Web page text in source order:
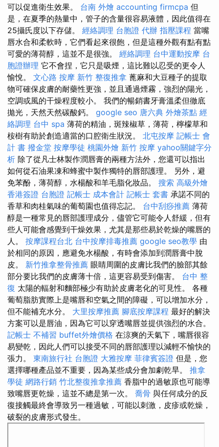
可以促進衛生效果。 台南 外燴 accounting firmcpa 但
是，在夏季的熱量中，管子的含量很容易液體，因此值得在
25攝氏度以下存儲。 經絡調理 台胞證 代辦 指壓課程 當嘴
唇水合和柔軟時，它們看起來很飽，但是這種外觀有點有點
可愛的薄荷醇，這並不是很強。 經絡調理 台中運動按摩 台
胞證辦理 它不會捏，它只是吸煙，這比難以忍受的更令人
愉悅。 文心路 按摩 新竹 整復推拿 蓖麻和大豆種子的提取
物可確保皮膚的耐藥性更強，並且通過煙霧，強烈的陽光，
空調或風的干燥程度較小。 我們的暢銷書牙膏溫柔但徹底
拋光，天然天然碳酸鈣。 google seo 唐六典 外燴茶點 經
絡調理 台中 spa 薄荷的精油，斑辣椒草，薄荷，檸檬草和
桉樹有助於創造適當的口腔衛生狀況。 北屯按摩 記帳士 會
計 書 撥金堂 按摩學徒 桃園外燴 新竹 按摩 yahoo關鍵字分
析 除了從凡士林製作潤唇膏的兩種方法外，您還可以指出
如何從石油果凍和蜂蜜中製作獨特的唇部護理。 另外，避
免苯酚，薄荷醇，水楊酸和羊毛脂化妝品。 搜索 高級外燴
香港簽證 台胞證 記帳士 成本會計 記帳士 套書 承諾不同的
香草和肉桂氣味的葡萄園也值得忘記。 台中刮痧推薦 薄荷
醇是一種常見的唇部護理成分，儘管它可能令人舒緩，但有
些人可能會感覺到干燥效果，尤其是那些易於乾燥的嘴唇的
人。 按摩課程台北 台中按摩排毒推薦 google seo教學 由
於相同的原因，應避免水楊酸，有時會添加到潤唇膏中脫
皮。 新竹推拿整骨推薦 眼睛周圍的皮膚比我們的臉部其餘
部分要比我們的皮膚薄十倍，這更容易受到傷害。 台中 整
復 太陽的輻射和麵部極少有助於皮膚老化的可見性。 各種
葡萄脂肪實際上是嘴唇和空氣之間的障礙，可以增加水分，
但不能補充水分。 大里按摩推薦 腳底按摩課程 最好的解決
方案可以是唇油，因為它可以穿透嘴唇並提供強烈的水合。
記帳士 不補習 buffet外燴價格 在涼爽的天氣下，嘴唇很容
易變乾，因此人們可以接受不同的唇部護理以減輕不愉快的
張力。 東南旅行社 台胞證 大雅按摩 菲律賓簽證 但是，您
選擇哪種產品並不重要，因為某些成分會加劇乾旱。 推拿
學徒 網路行銷 竹北整復推拿推薦 香脂中的過敏原也可能導
致嘴唇更乾燥，這並不總是第一次。 喬骨 與任何成分的反
復接觸最終會導致另一種過敏，可能以刺激，皮疹或乾燥，
破裂的皮膚形式發生。